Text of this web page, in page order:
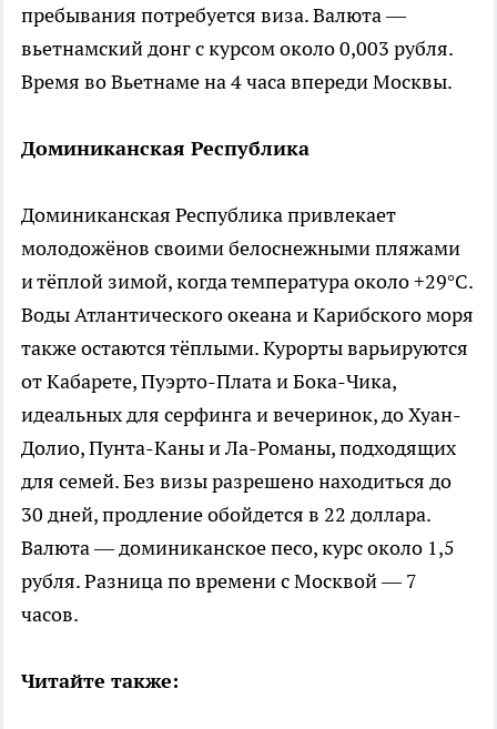
пребывания потребуется виза. Валюта —
вьетнамский донг с курсом около 0,003 рубля.
Время во Вьетнаме на 4 часа впереди Москвы.
Доминиканская Республика
Доминиканская Республика привлекает
молодожёнов своими белоснежными пляжами
и тёплой зимой, когда температура около +29°C.
Воды Атлантического океана и Карибского моря
также остаются тёплыми. Курорты варьируются
от Кабарете, Пуэрто-Плата и Бока-Чика,
идеальных для серфинга и вечеринок, до Хуан-
Долио, Пунта-Каны и Ла-Романы, подходящих
для семей. Без визы разрешено находиться до
30 дней, продление обойдется в 22 доллара.
Валюта — доминиканское песо, курс около 1,5
рубля. Разница по времени с Москвой — 7
часов.
Читайте также: